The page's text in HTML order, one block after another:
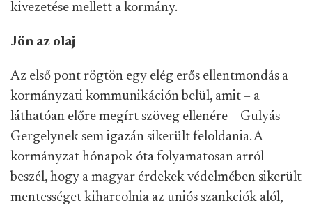
kivezetése mellett a kormány.
Jön az olaj
Az első pont rögtön egy elég erős ellentmondás a
kormányzati kommunikáción belül, amit – a
láthatóan előre megírt szöveg ellenére – Gulyás
Gergelynek sem igazán sikerült feloldania. A
kormányzat hónapok óta folyamatosan arról
beszél, hogy a magyar érdekek védelmében sikerült
mentességet kiharcolnia az uniós szankciók alól,